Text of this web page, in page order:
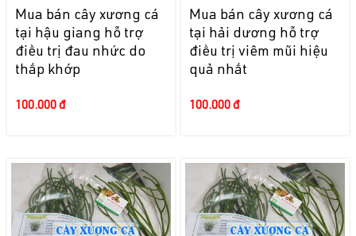
Mua bán cây xương cá
tại hậu giang hỗ trợ
điều trị đau nhức do
thấp khớp
100.000 đ
Mua bán cây xương cá
tại hải dương hỗ trợ
điều trị viêm mũi hiệu
quả nhất
100.000 đ